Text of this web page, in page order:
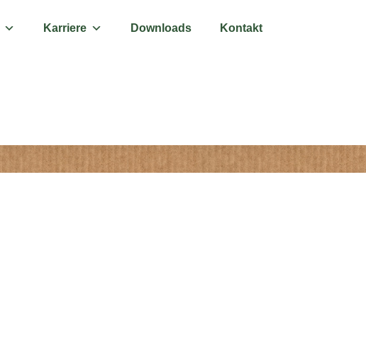
Karriere Downloads Kontakt